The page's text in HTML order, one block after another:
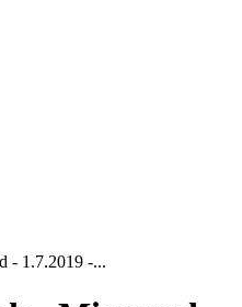
- 1.7.2019 -...